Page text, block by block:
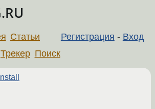
Регистрация - Вход
Статьи
Трекер Поиск